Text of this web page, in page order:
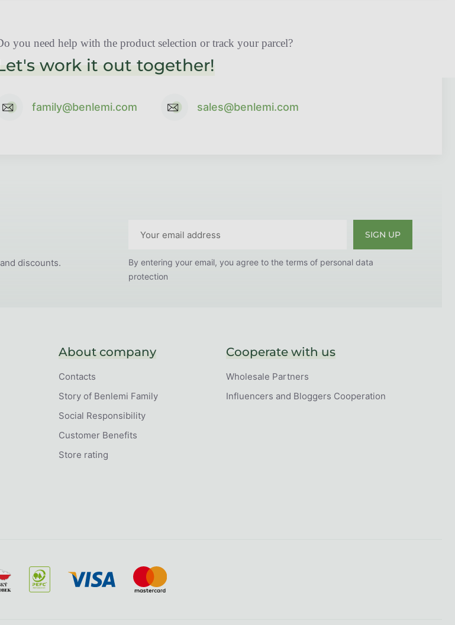
you need help with the product selection or track your parcel?
work it out together!
family@benlemi.com sales@benlemi.com
discounts.
SIGN UP
By entering your email, you agree to the terms of personal data
protection
About company
Contacts
Story of Benlemi Family
Social Responsibility
Customer Benefits
Store rating
Cooperate with us
Wholesale Partners
Influencers and Bloggers Cooperation